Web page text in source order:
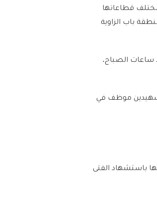
قطاعاتها
باب الزاوية
ساعات الصباح،
موظف في
باستشهاد الفتى